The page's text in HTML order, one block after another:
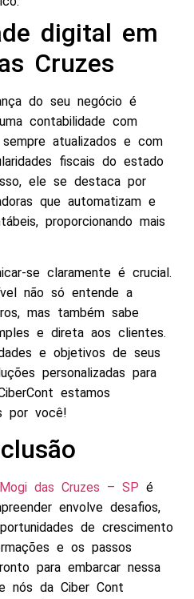
digital em
Cruzes
do seu negócio é
contabilidade com
atualizados e com
fiscais do estado
ele se destaca por
que automatizam e
proporcionando mais
se claramente é crucial.
não só entende a
mas também sabe
e direta aos clientes.
e objetivos de seus
personalizadas para
estamos
por você!
Mogi das Cruzes – SP é
envolve desafios,
de crescimento
e os passos
para embarcar nessa
nós da Ciber Cont